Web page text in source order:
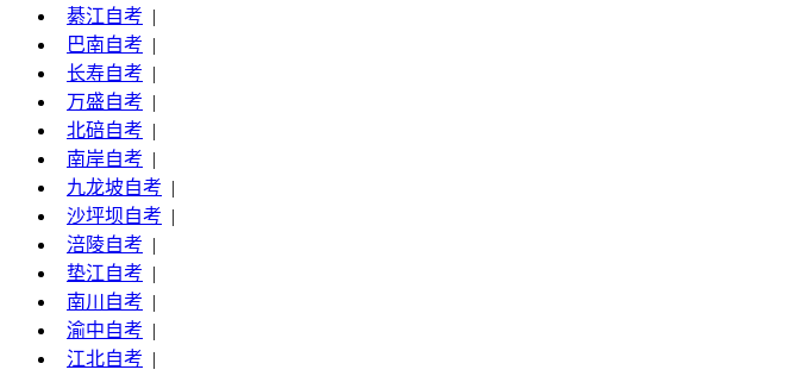
綦江自考 |
巴南自考 |
长寿自考 |
万盛自考 |
北碚自考 |
南岸自考 |
九龙坡自考 |
沙坪坝自考 |
涪陵自考 |
垫江自考 |
南川自考 |
渝中自考 |
江北自考 |